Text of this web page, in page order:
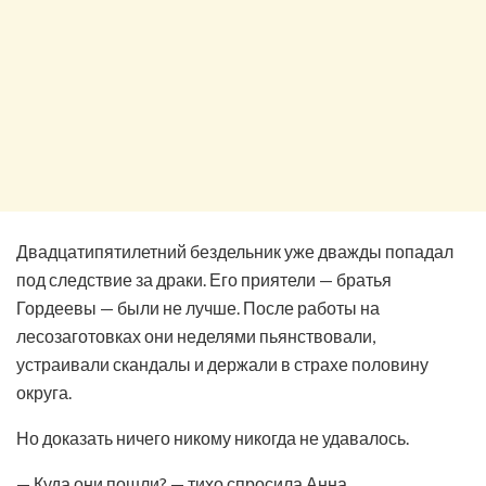
Двадцатипятилетний бездельник уже дважды попадал
под следствие за драки. Его приятели — братья
Гордеевы — были не лучше. После работы на
лесозаготовках они неделями пьянствовали,
устраивали скандалы и держали в страхе половину
округа.
Но доказать ничего никому никогда не удавалось.